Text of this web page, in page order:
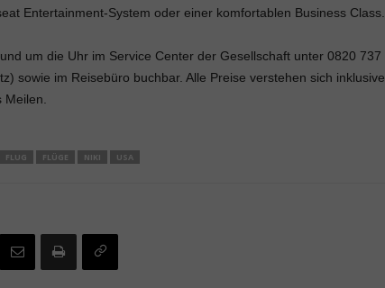
Entertainment-System oder einer komfortablen Business Class.
um die Uhr im Service Center der Gesellschaft unter 0820 737
sowie im Reisebüro buchbar. Alle Preise verstehen sich inklusive
FLUG FLÜGE NIKI USA